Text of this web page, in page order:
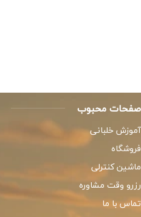
صفحات محبوب
آموزش خلبانی
فروشگاه
ماشین کنترلی
رزرو وقت مشاوره
تماس با ما